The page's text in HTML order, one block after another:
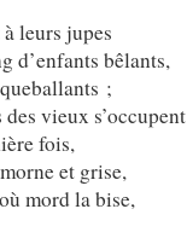
leurs jupes
d’enfants bêlants,
;
vieux s’occupent
fois,
et grise,
mord la bise,